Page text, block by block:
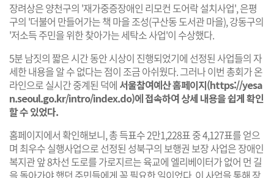
장려상은 양천구의 '재가중증장애인 리모컨 도어락 설치사업', 은평
구의 '더불어 만들어가는 책 마을 조성(구산동 도서관 마을), 강동구의
'저소득 주민을 위한 찾아가는 세탁소 사업'이 수상했다.
5분 남짓의 짧은 시간 동안 시상이 진행되었기에 선정된 사업들의 자
세한 내용을 알 수 없다는 점이 조금 아쉬웠다. 그러나 이번 총회가 온
라인으로 실시간 중계된 덕에 서울참여예산 홈페이지(https://yesa
n.seoul.go.kr/intro/index.do)에 접속하여 상세 내용을 쉽게 확인
할 수 있었다.
홈페이지에서 확인해보니, 총 득표수 2만1,228표 중 4,127표를 얻으
며 최우수 실행사업으로 선정된 성북구의 보행권 보장 사업은 장애인
복지관 앞 8차선 도로를 가로지르는 육교에 엘리베이터가 없어 먼 길